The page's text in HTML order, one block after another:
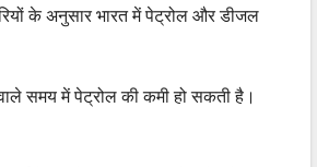
के अनुसार भारत में पेट्रोल और डीजल
समय में पेट्रोल की कमी हो सकती है।